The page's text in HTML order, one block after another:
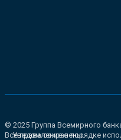
© 2025 Группа Всемирного
Все права сохранены.
Уведомление о порядке